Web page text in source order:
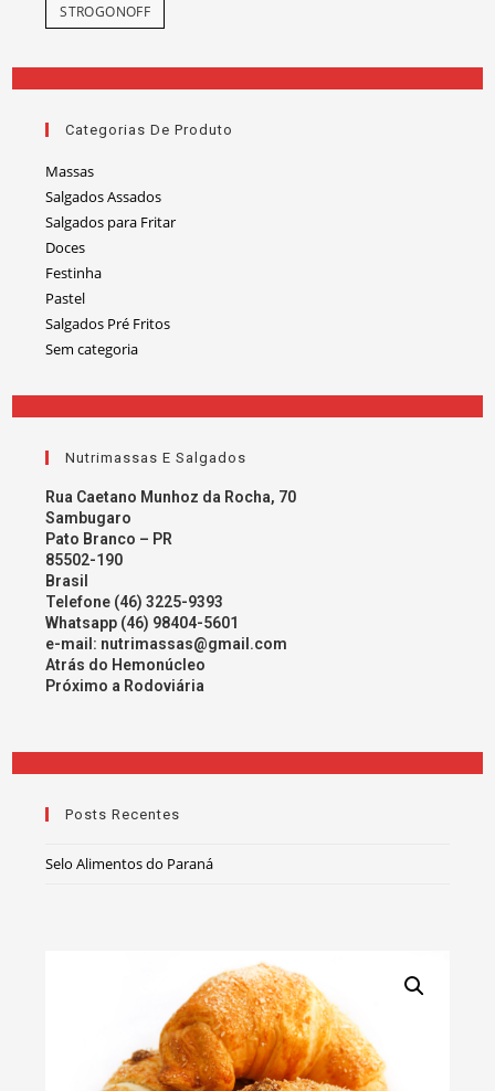
STROGONOFF
Categorias De Produto
Massas
Salgados Assados
Salgados para Fritar
Doces
Festinha
Pastel
Salgados Pré Fritos
Sem categoria
Nutrimassas E Salgados
Rua Caetano Munhoz da Rocha, 70
Sambugaro
Pato Branco – PR
85502-190
Brasil
Telefone (46) 3225-9393
Whatsapp (46) 98404-5601
e-mail: nutrimassas@gmail.com
Atrás do Hemonúcleo
Próximo a Rodoviária
Posts Recentes
Selo Alimentos do Paraná